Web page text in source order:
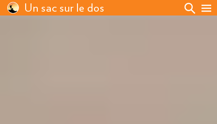
Un sac sur le dos